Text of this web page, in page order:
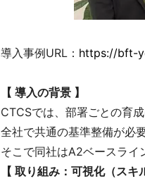
導入事例URL： https://bft-
【 導入の背景 】
CTCSでは、部署ごとの育
全社で共通の基準整備が必
そこで同社はA2ベースライ
【 取り組み：可視化（スキ